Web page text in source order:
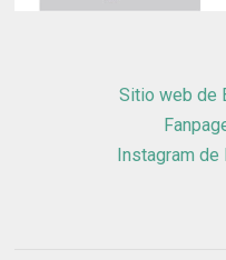
Sitio web de
Instagram de